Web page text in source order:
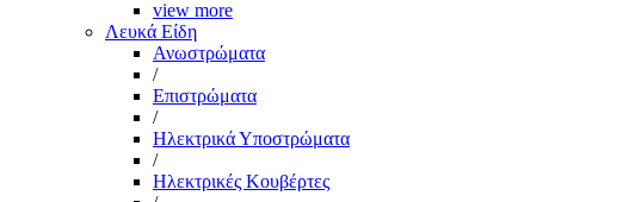
view more
Λευκά Είδη
Ανωστρώματα
/
Επιστρώματα
/
Ηλεκτρικά Υποστρώματα
/
Ηλεκτρικές Κουβέρτες